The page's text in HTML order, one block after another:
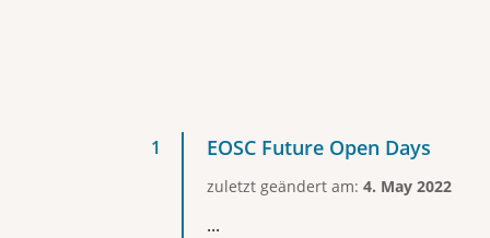
EOSC Future Open Days
zuletzt geändert am: 4. May 2022
...